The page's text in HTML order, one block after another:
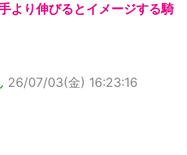
より伸びるとイメージする騎
26/07/03(金) 16:23:16